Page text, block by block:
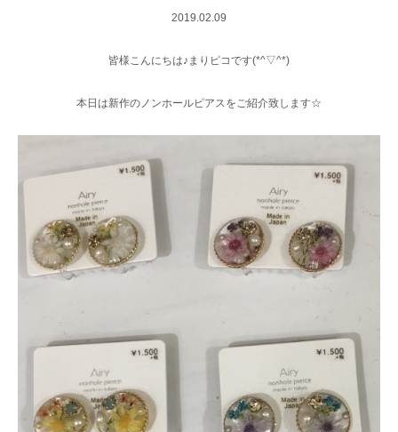
2019.02.09
皆様こんにちは♪まりピコです(*^▽^*)
本日は新作のノンホールピアスをご紹介致します☆